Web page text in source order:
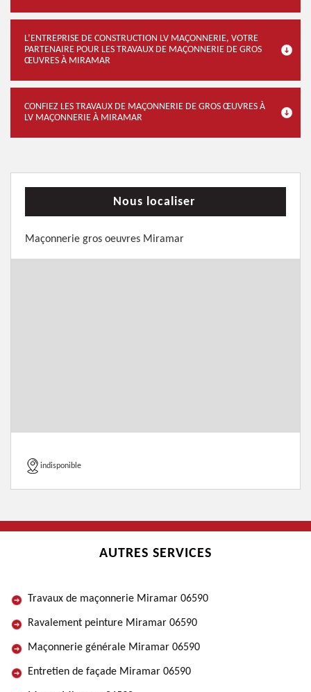
L’ENTREPRISE DE CONSTRUCTION LV MAÇONNERIE, VOTRE
PARTENAIRE POUR LES TRAVAUX DE MAÇONNERIE DE GROS
ŒUVRES À MIRAMAR
CONFIEZ LES TRAVAUX DE MAÇONNERIE DE GROS ŒUVRES À
LV MAÇONNERIE À MIRAMAR
Nous localiser
Maçonnerie gros oeuvres Miramar
indisponible
AUTRES SERVICES
Travaux de maçonnerie Miramar 06590
Ravalement peinture Miramar 06590
Maçonnerie générale Miramar 06590
Entretien de façade Miramar 06590